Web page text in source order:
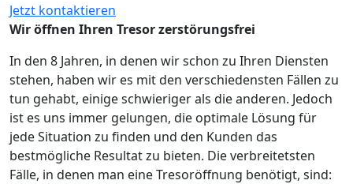
Jetzt kontaktieren
Wir öffnen Ihren Tresor zerstörungsfrei
In den 8 Jahren, in denen wir schon zu Ihren Diensten
stehen, haben wir es mit den verschiedensten Fällen zu
tun gehabt, einige schwieriger als die anderen. Jedoch
ist es uns immer gelungen, die optimale Lösung für
jede Situation zu finden und den Kunden das
bestmögliche Resultat zu bieten. Die verbreitetsten
Fälle, in denen man eine Tresoröffnung benötigt, sind: